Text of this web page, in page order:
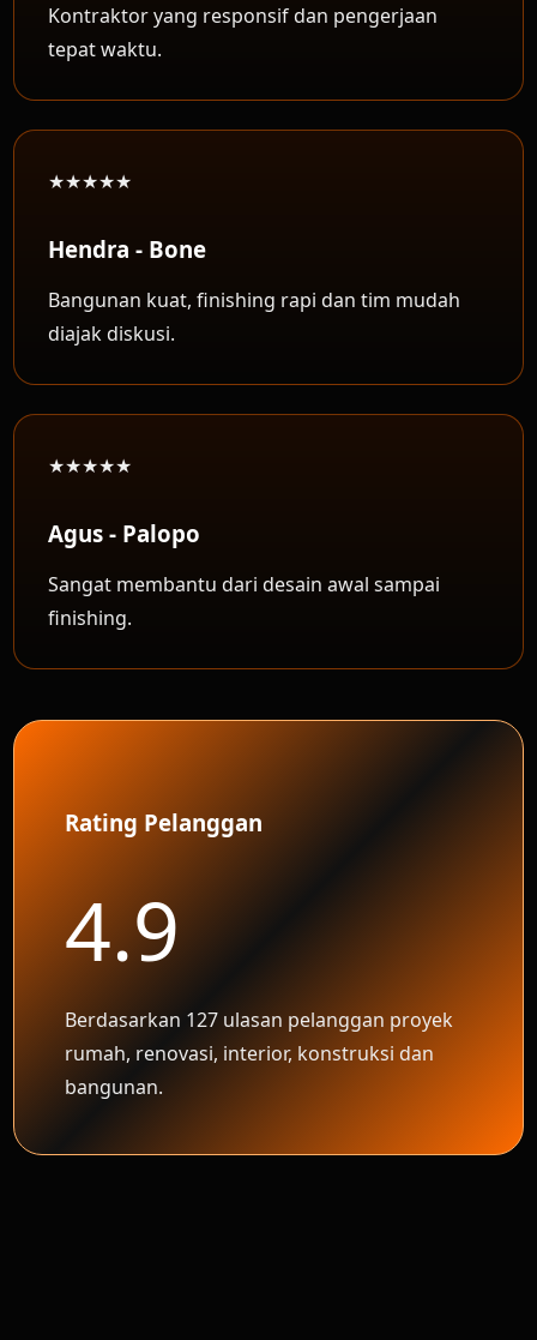
Kontraktor yang responsif dan pengerjaan
tepat waktu.
★★★★★
Hendra - Bone
Bangunan kuat, finishing rapi dan tim mudah
diajak diskusi.
★★★★★
Agus - Palopo
Sangat membantu dari desain awal sampai
finishing.
Rating Pelanggan
4.9
Berdasarkan 127 ulasan pelanggan proyek
rumah, renovasi, interior, konstruksi dan
bangunan.